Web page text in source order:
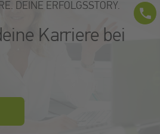
DEINE ERFOLGSSTORY.
Karriere bei
phone